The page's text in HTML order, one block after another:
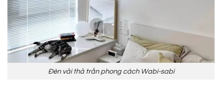
Đèn vải thả trần phong cách Wabi-sabi